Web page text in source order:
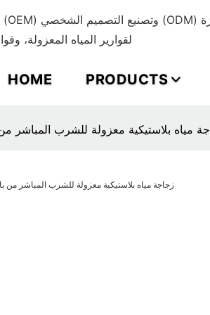
لقوارير المياه المعزولة،
HOME PRODUCTS
مياه بلاستيكية معزولة للشرب المباشر